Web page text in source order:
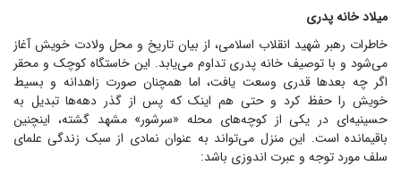
میلاد خانه پدری
خاطرات رهبر شهید انقلاب اسلامی، از بیان تاریخ و محل ولادت خویش آغاز
می‌شود و با توصیف خانه پدری تداوم می‌یابد. این خاستگاه کوچک و محقر
اگر چه بعد‌ها قدری وسعت یافت، اما همچنان صورت زاهدانه و بسیط
خویش را حفظ کرد و حتی هم اینک که پس از گذر دهه‌ها تبدیل به
حسینیه‌ای در یکی از کوچه‌های محله «سرشور» مشهد گشته، اینچنین
باقیمانده است. این منزل می‌تواند به عنوان نمادی از سبک زندگی علمای
سلف مورد توجه و عبرت اندوزی باشد: